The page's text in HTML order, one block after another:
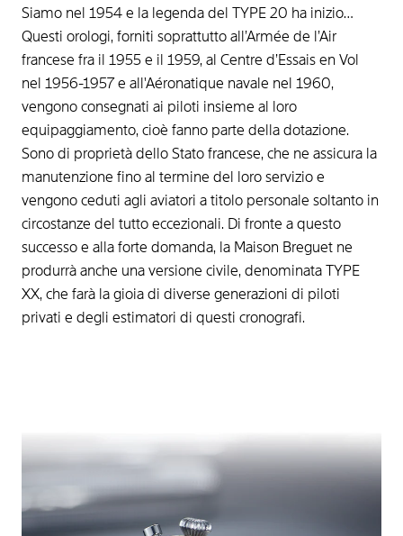
Siamo nel 1954 e la legenda del TYPE 20 ha inizio…
Questi orologi, forniti soprattutto all’Armée de l’Air
francese fra il 1955 e il 1959, al Centre d’Essais en Vol
nel 1956-1957 e all'Aéronatique navale nel 1960,
vengono consegnati ai piloti insieme al loro
equipaggiamento, cioè fanno parte della dotazione.
Sono di proprietà dello Stato francese, che ne assicura la
manutenzione fino al termine del loro servizio e
vengono ceduti agli aviatori a titolo personale soltanto in
circostanze del tutto eccezionali. Di fronte a questo
successo e alla forte domanda, la Maison Breguet ne
produrrà anche una versione civile, denominata TYPE
XX, che farà la gioia di diverse generazioni di piloti
privati e degli estimatori di questi cronografi.